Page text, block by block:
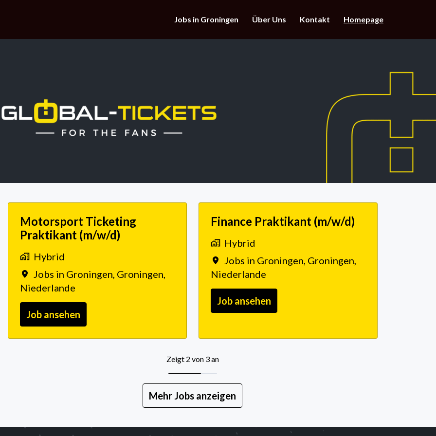
Jobs in Groningen Über Uns Kontakt Homepage
Motorsport Ticketing
Praktikant (m/w/d)
Hybrid
Jobs in Groningen, Groningen,
Niederlande
Job ansehen
Finance Praktikant (m/w/d)
Hybrid
Jobs in Groningen, Groningen,
Niederlande
Job ansehen
Zeigt 2 von 3 an
Mehr Jobs anzeigen